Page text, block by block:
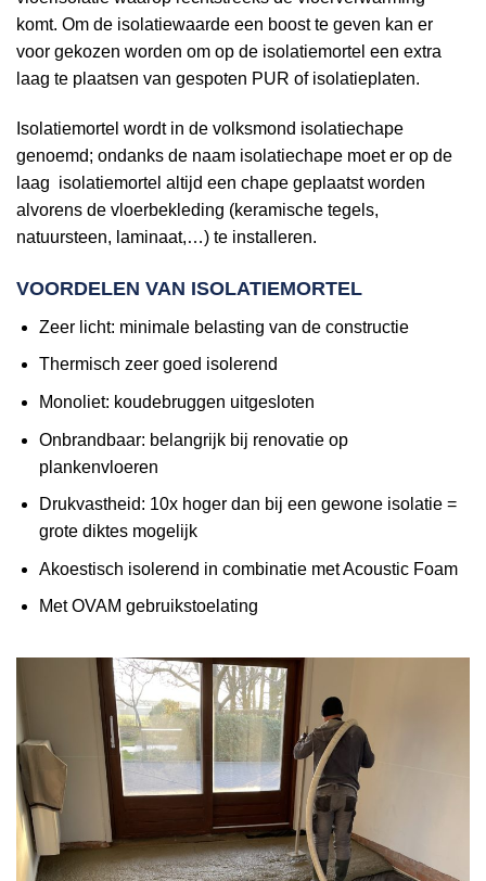
komt. Om de isolatiewaarde een boost te geven kan er
voor gekozen worden om op de isolatiemortel een extra
laag te plaatsen van gespoten PUR of isolatieplaten.
Isolatiemortel wordt in de volksmond isolatiechape
genoemd; ondanks de naam isolatiechape moet er op de
laag isolatiemortel altijd een chape geplaatst worden
alvorens de vloerbekleding (keramische tegels,
natuursteen, laminaat,…) te installeren.
VOORDELEN VAN ISOLATIEMORTEL
Zeer licht: minimale belasting van de constructie
Thermisch zeer goed isolerend
Monoliet: koudebruggen uitgesloten
Onbrandbaar: belangrijk bij renovatie op
plankenvloeren
Drukvastheid: 10x hoger dan bij een gewone isolatie =
grote diktes mogelijk
Akoestisch isolerend in combinatie met Acoustic Foam
Met OVAM gebruikstoelating